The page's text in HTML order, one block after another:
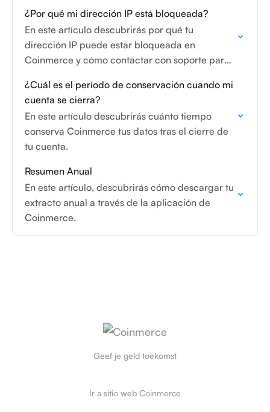
¿Por qué mi dirección IP está bloqueada?
En este artículo descubrirás por qué tu
dirección IP puede estar bloqueada en
Coinmerce y cómo contactar con soporte para
¿Cuál es el período de conservación cuando mi
cuenta se cierra?
En este artículo descubrirás cuánto tiempo
conserva Coinmerce tus datos tras el cierre de
tu cuenta.
Resumen Anual
En este artículo, descubrirás cómo descargar tu
extracto anual a través de la aplicación de
Coinmerce.
Geef je geld toekomst
Ir a sitio web Coinmerce